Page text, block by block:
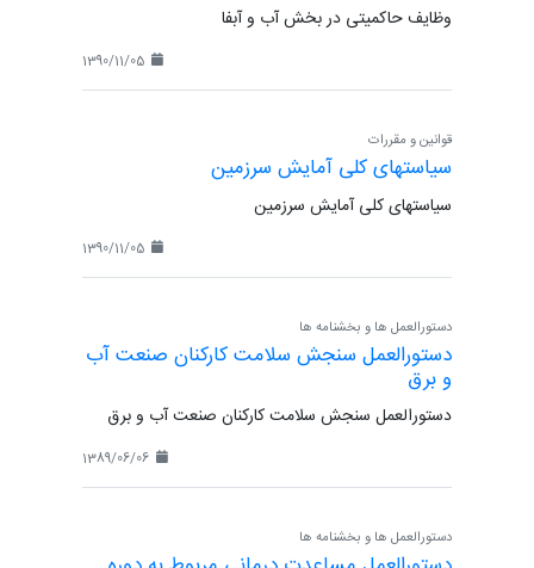
وظایف حاکمیتی در بخش آب و آبفا
قوانین و مقررات
سیاستهای کلی آمایش سرزمین
سیاستهای کلی آمایش سرزمین
دستورالعمل ها و بخشنامه ها
دستورالعمل سنجش سلامت کارکنان صنعت آب
و برق
دستورالعمل سنجش سلامت کارکنان صنعت آب و برق
دستورالعمل ها و بخشنامه ها